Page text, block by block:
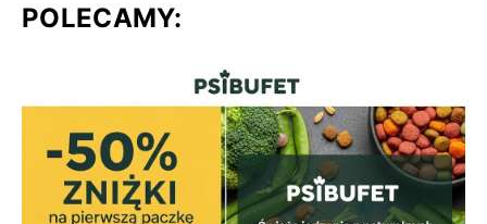
POLECAMY: